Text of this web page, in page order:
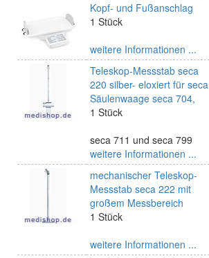
Kopf- und Fußanschlag
1 Stück
weitere Informationen ...
Teleskop-Messstab seca
220 silber- eloxiert für seca
Säulenwaage seca 704,
1 Stück
seca 711 und seca 799
weitere Informationen ...
mechanischer Teleskop-
Messstab seca 222 mit
großem Messbereich
1 Stück
weitere Informationen ...